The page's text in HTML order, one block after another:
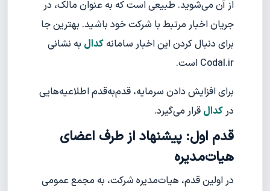
از آن می‌شوید. طبیعی است که به عنوان مالک، در
جریان اخبار مرتبط با شرکت خود باشید. بهترین جا
برای دنبال کردن این اخبار سامانه کدال به نشانی
Codal.ir است.
برای افزایش دادن سرمایه، قدم‌به‌قدم اطلاعیه‌هایی
در کدال قرار می‌گیرد.
قدم اول: پیشنهاد از طرف اعضای
هیات‌مدیره
در اولین قدم، هیات‌مدیره شرکت، به مجمع عمومی